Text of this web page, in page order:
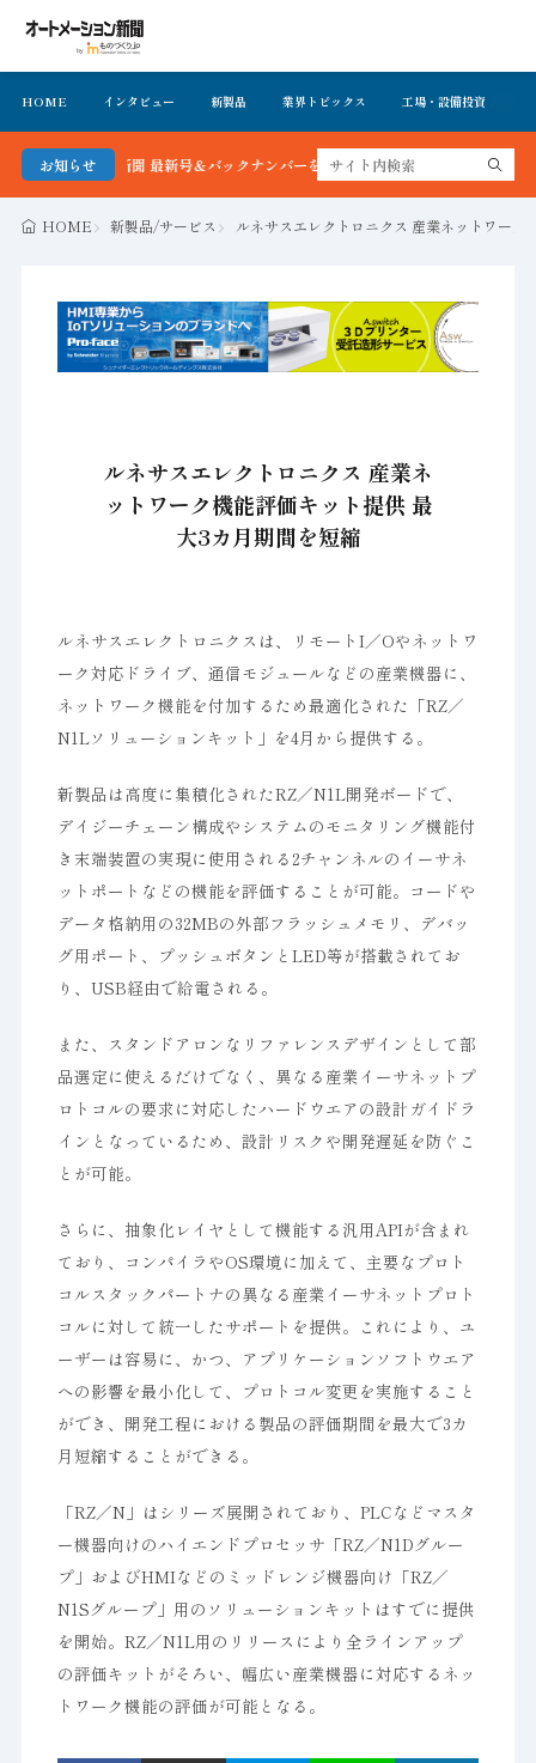
HOME インタビュー 新製品 業界トピックス 工場・設備投資
お知らせ
ョン新聞 最新号＆バックナンバーを無料で公開中 詳細はこちら
HOME 新製品/サービス ルネサスエレクトロニクス 産業ネットワー
ルネサスエレクトロニクス 産業ネ
ットワーク機能評価キット提供 最
大3カ月期間を短縮
ルネサスエレクトロニクスは、リモートI／Oやネットワ
ーク対応ドライブ、通信モジュールなどの産業機器に、
ネットワーク機能を付加するため最適化された「RZ／
N1Lソリューションキット」を4月から提供する。
新製品は高度に集積化されたRZ／N1L開発ボードで、
デイジーチェーン構成やシステムのモニタリング機能付
き末端装置の実現に使用される2チャンネルのイーサネ
ットポートなどの機能を評価することが可能。コードや
データ格納用の32MBの外部フラッシュメモリ、デバッ
グ用ポート、プッシュボタンとLED等が搭載されてお
り、USB経由で給電される。
また、スタンドアロンなリファレンスデザインとして部
品選定に使えるだけでなく、異なる産業イーサネットプ
ロトコルの要求に対応したハードウエアの設計ガイドラ
インとなっているため、設計リスクや開発遅延を防ぐこ
とが可能。
さらに、抽象化レイヤとして機能する汎用APIが含まれ
ており、コンパイラやOS環境に加えて、主要なプロト
コルスタックパートナの異なる産業イーサネットプロト
コルに対して統一したサポートを提供。これにより、ユ
ーザーは容易に、かつ、アプリケーションソフトウエア
への影響を最小化して、プロトコル変更を実施すること
ができ、開発工程における製品の評価期間を最大で3カ
月短縮することができる。
「RZ／N」はシリーズ展開されており、PLCなどマスタ
ー機器向けのハイエンドプロセッサ「RZ／N1Dグルー
プ」およびHMIなどのミッドレンジ機器向け「RZ／
N1Sグループ」用のソリューションキットはすでに提供
を開始。RZ／N1L用のリリースにより全ラインアップ
の評価キットがそろい、幅広い産業機器に対応するネッ
トワーク機能の評価が可能となる。